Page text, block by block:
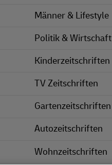
Männer & Lifestyle
Politik & Wirtschaft
Kinderzeitschriften
TV Zeitschriften
Gartenzeitschriften
Autozeitschriften
Wohnzeitschriften